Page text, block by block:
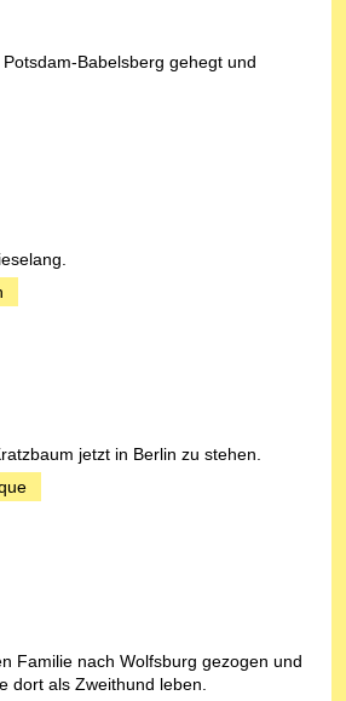
Babelsberg gehegt und
jetzt in Berlin zu stehen.
Familie nach Wolfsburg gezogen und
dort als Zweithund leben.